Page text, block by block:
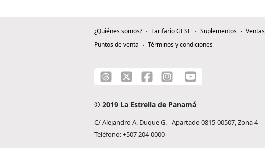
¿Quiénes somos? Tarifario GESE Suplementos Ventas
Puntos de venta
Términos y condiciones
© 2019 La Estrella de Panamá
C/ Alejandro A. Duque G. - Apartado 0815-00507, Zona 4
Teléfono: +507 204-0000